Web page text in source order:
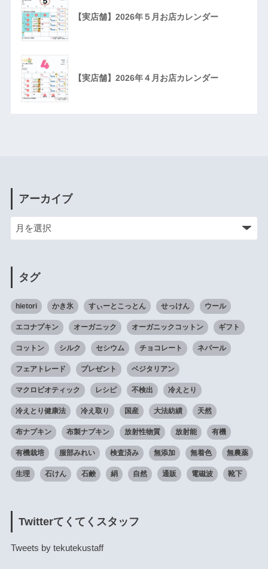
【実店舗】2026年５月お店カレンダー
【実店舗】2026年４月お店カレンダー
アーカイブ
タグ
hietori かき氷 すぃーとこっとん せっけん ウール
エコナプキン オーガニック オーガニックコットン ギフト
コットン シルク セシウム チョコレート ネパール
フェアトレード プレゼント ベジタリアン
マクロビオティック レシピ 不検出 冷えとり
冷えとり健康法 冷え取り 国産 大法紡績 天然
布ナプキン 布製ナプキン 放射性物質 放射能 有機
有機栽培 服部みれい 検査済み 無添加 無着色 無農薬
生理 石けん 石鹸 絹 自然 通販 電磁波 靴下
Twitterてくてくスタッフ
Tweets by tekutekustaff